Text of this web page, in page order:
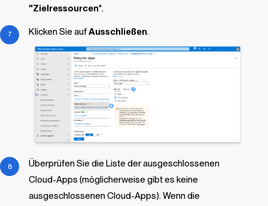
"Zielressourcen".
Klicken Sie aufAusschließen.
Überprüfen Sie die Liste der ausgeschlossenen
Cloud-Apps (möglicherweise gibt es keine
ausgeschlossenen Cloud-Apps). Wenn die